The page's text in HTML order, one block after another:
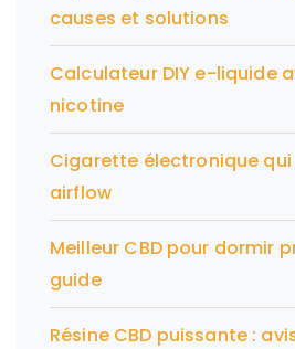
causes et solutions
Calculateur DIY e-liquide
nicotine
Cigarette électronique
airflow
Meilleur CBD pour dormir
guide
Résine CBD puissante :